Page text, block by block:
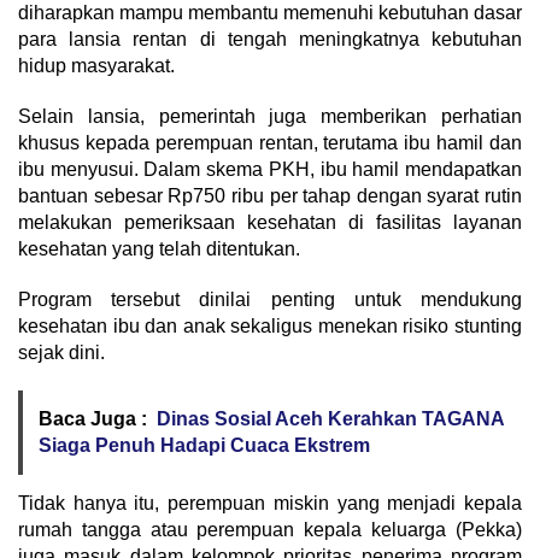
diharapkan mampu membantu memenuhi kebutuhan dasar
para lansia rentan di tengah meningkatnya kebutuhan
hidup masyarakat.
Selain lansia, pemerintah juga memberikan perhatian
khusus kepada perempuan rentan, terutama ibu hamil dan
ibu menyusui. Dalam skema PKH, ibu hamil mendapatkan
bantuan sebesar Rp750 ribu per tahap dengan syarat rutin
melakukan pemeriksaan kesehatan di fasilitas layanan
kesehatan yang telah ditentukan.
Program tersebut dinilai penting untuk mendukung
kesehatan ibu dan anak sekaligus menekan risiko stunting
sejak dini.
Baca Juga :
Dinas Sosial Aceh Kerahkan TAGANA
Siaga Penuh Hadapi Cuaca Ekstrem
Tidak hanya itu, perempuan miskin yang menjadi kepala
rumah tangga atau perempuan kepala keluarga (Pekka)